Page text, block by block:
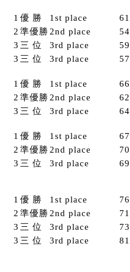
1 優 勝 1st place 61
2 準優勝 2nd place 54
3 三 位 3rd place 59
3 三 位 3rd place 57
1 優 勝 1st place 66
2 準優勝 2nd place 62
3 三 位 3rd place 64
1 優 勝 1st place 67
2 準優勝 2nd place 70
3 三 位 3rd place 69
1 優 勝 1st place 76
2 準優勝 2nd place 71
3 三 位 3rd place 73
3 三 位 3rd place 81